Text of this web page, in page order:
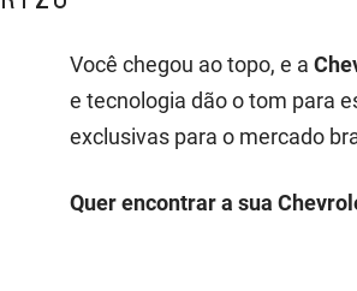
Você chegou ao topo, e a
e tecnologia dão o tom para
exclusivas para o mercado
Quer encontrar a sua